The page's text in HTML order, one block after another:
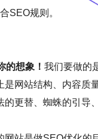
SEO规则。
的想象！ 我们要做的
是网站结构、内容质
的更替、蜘蛛的引导